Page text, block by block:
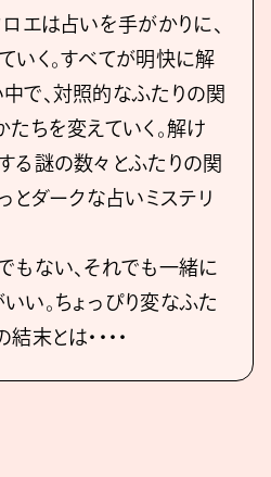
エは占いを手がかりに、
いく。すべてが明快に解
で、対照的なふたりの関
たちを変えていく。解け
る謎の数々とふたりの関
とダークな占いミステリ
もない、それでも一緒に
い。ちょっぴり変なふた
末とは・・・・